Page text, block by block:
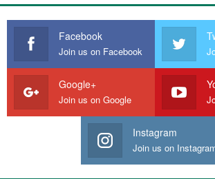
Facebook
Join us on Facebook
Google+
Join us on Google
Instagram
Join us on